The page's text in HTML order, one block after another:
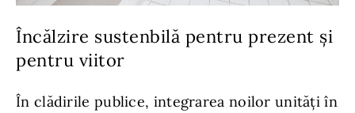
Încălzire sustenbilă pentru prezent și
pentru viitor
În clădirile publice, integrarea noilor unități în